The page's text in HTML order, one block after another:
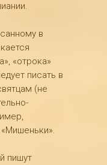
в
«отрока»
писать в
(не
пишут